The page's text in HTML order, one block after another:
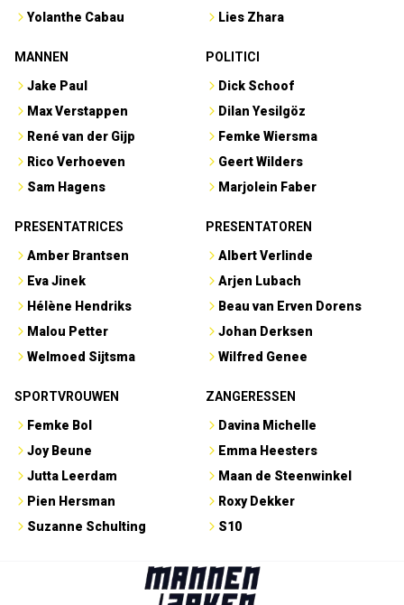
Yolanthe Cabau
Lies Zhara
MANNEN
Jake Paul
Max Verstappen
René van der Gijp
Rico Verhoeven
Sam Hagens
POLITICI
Dick Schoof
Dilan Yesilgöz
Femke Wiersma
Geert Wilders
Marjolein Faber
PRESENTATRICES
Amber Brantsen
Eva Jinek
Hélène Hendriks
Malou Petter
Welmoed Sijtsma
PRESENTATOREN
Albert Verlinde
Arjen Lubach
Beau van Erven Dorens
Johan Derksen
Wilfred Genee
SPORTVROUWEN
Femke Bol
Joy Beune
Jutta Leerdam
Pien Hersman
Suzanne Schulting
ZANGERESSEN
Davina Michelle
Emma Heesters
Maan de Steenwinkel
Roxy Dekker
S10